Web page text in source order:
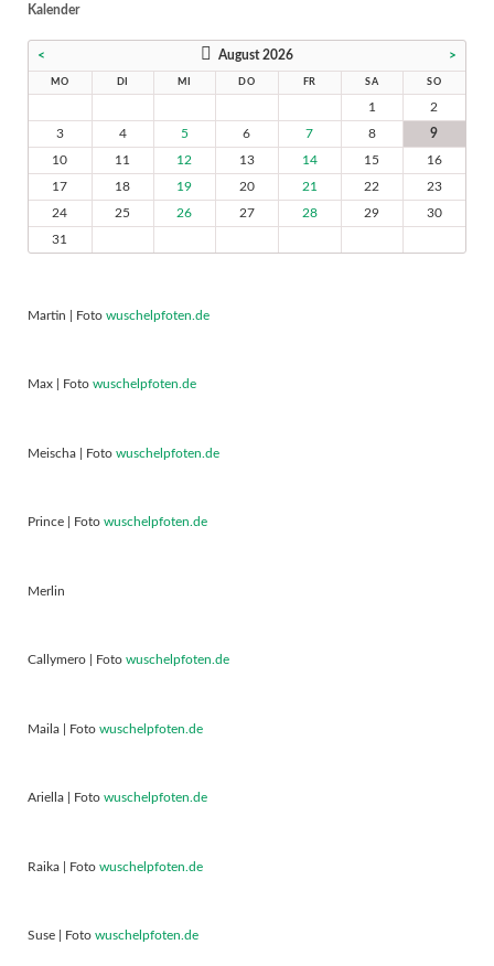
Kalender
< August 2026 >
MO DI MI DO FR SA SO
1
2
3
4 5 6 7 8
9
10
11 12 13 14 15
16
17
18 19 20 21 22
23
24
25 26 27 28 29
30
31
Martin | Foto wuschelpfoten.de
Max | Foto wuschelpfoten.de
Meischa | Foto wuschelpfoten.de
Prince | Foto wuschelpfoten.de
Merlin
Callymero | Foto wuschelpfoten.de
Maila | Foto wuschelpfoten.de
Ariella | Foto wuschelpfoten.de
Raika | Foto wuschelpfoten.de
Suse | Foto wuschelpfoten.de